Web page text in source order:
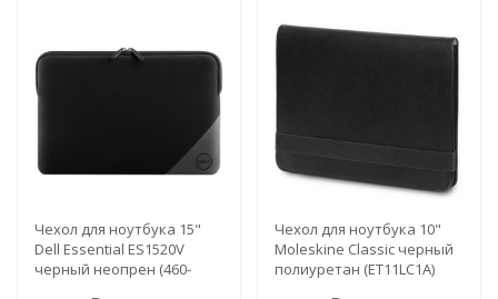
Чехол для ноутбука 15"
Dell Essential ES1520V
черный неопрен (460-
Чехол для ноутбука 10"
Moleskine Classic черный
полиуретан (ET11LC1A)